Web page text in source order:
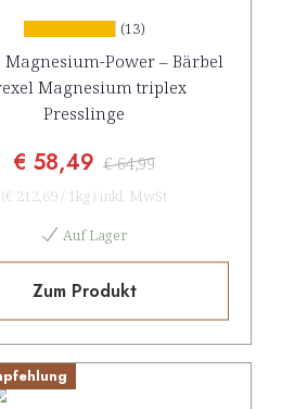
(13)
Magnesium-Power – Bärbel
Magnesium triplex
Presslinge
€ 58,49 € 64,99
(€ 212,69 / 1kg) inkl. MwSt
Auf Lager
Zum Produkt